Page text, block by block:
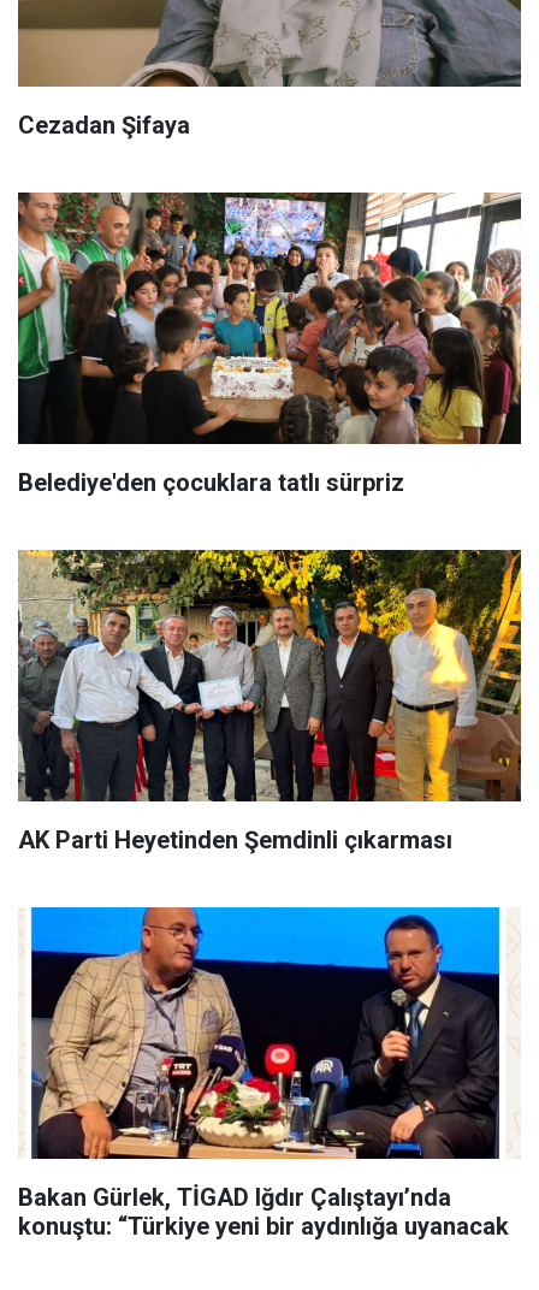
​Cezadan Şifaya
Belediye'den çocuklara tatlı sürpriz
AK Parti Heyetinden Şemdinli çıkarması
Bakan Gürlek, TİGAD Iğdır Çalıştayı’nda
konuştu: “Türkiye yeni bir aydınlığa uyanacak